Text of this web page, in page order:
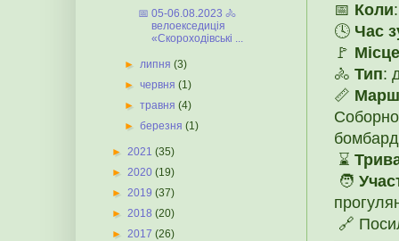
📅 Коли
🕓 Час
🚩
🚴 Тип:
📏
⌛
🧑
🔗
📅 05-06.08.2023 🚴
велоекседиція
«Скороходівські ...
►липня(3)
►червня(1)
►травня(4)
►березня(1)
► 2021 (35)
► 2020 (19)
► 2019 (37)
► 2018 (20)
► 2017 (26)